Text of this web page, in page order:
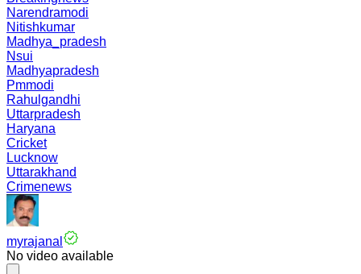
Narendramodi
Nitishkumar
Madhya_pradesh
Nsui
Madhyapradesh
Pmmodi
Rahulgandhi
Uttarpradesh
Haryana
Cricket
Lucknow
Uttarakhand
Crimenews
myrajanal
No video available